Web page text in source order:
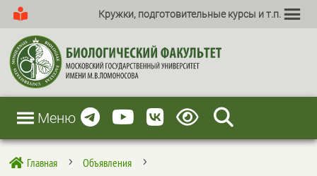
Кружки, подготовительные курсы и т.п.
Меню
 Главная 5 Объявления 5